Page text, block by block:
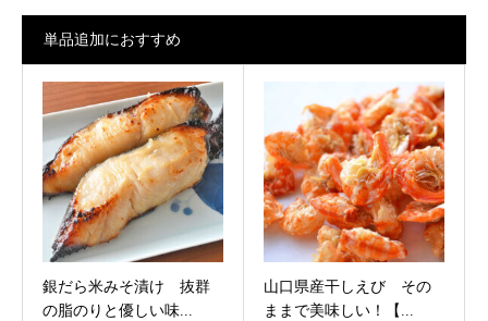
単品追加におすすめ
銀だら米みそ漬け 抜群
の脂のりと優しい味...
山口県産干しえび その
ままで美味しい！【...